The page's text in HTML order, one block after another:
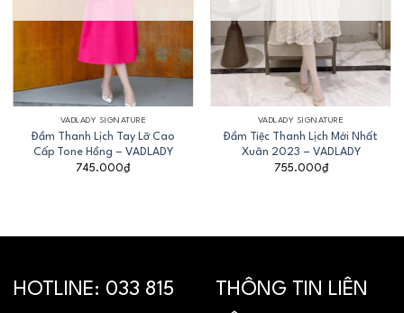
VADLADY SIGNATURE
Đầm Thanh Lịch Tay Lỡ Cao
Cấp Tone Hồng – VADLADY
745.000₫
VADLADY SIGNATURE
Đầm Tiệc Thanh Lịch Mới Nhất
Xuân 2023 – VADLADY
755.000₫
HOTLINE: 033 815
THÔNG TIN LIÊN